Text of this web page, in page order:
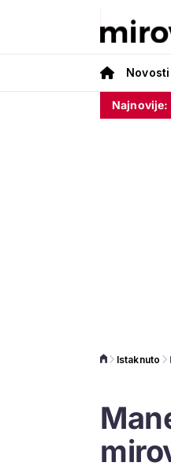
Novosti
Najnovije:
Policija
Istaknuto